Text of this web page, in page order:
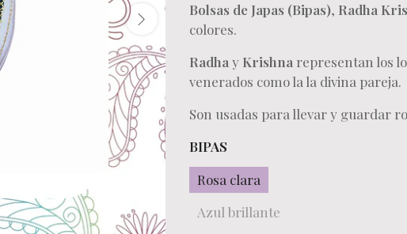
Bolsas de Japas (Bipas), Radha
colores.
Radha y Krishna representan los
venerados como la la divina pareja.
Son usadas para llevar y guardar
BIPAS
Rosa clara
Azul brillante